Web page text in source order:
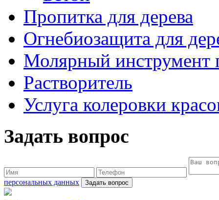
Пропитка для дерева
Огнебиозащита для
Молярный инструмент
Растворитель
Услуга колеровки
Задать вопрос
персональных данных